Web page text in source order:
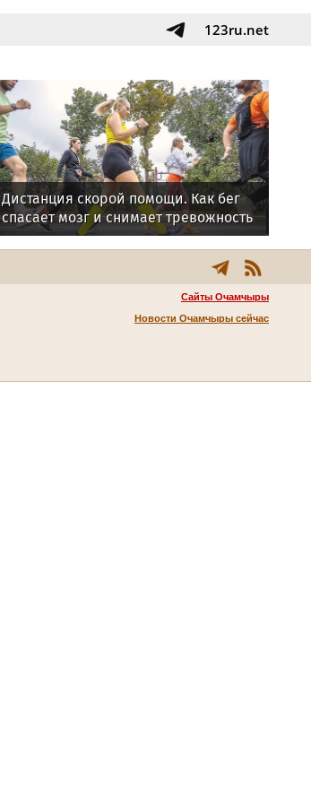
123ru.net
Дистанция скорой помощи. Как бег
спасает мозг и снимает тревожность
Сайты Очамчыры
Новости Очамчыры сейчас